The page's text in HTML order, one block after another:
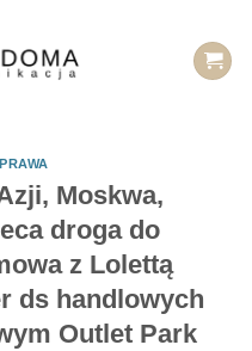
Moskwa,
droga do
z Lolettą
ds handlowych
Outlet Park